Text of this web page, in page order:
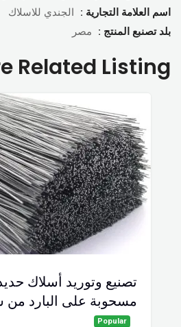
اسم العلامة التجارية :
الجندي للاسلاك
بلد تصنبع المنتج :
مصر
Related Listing
تصنيع وتوريد أسلاك
مسحوبة على البارد من
Popular